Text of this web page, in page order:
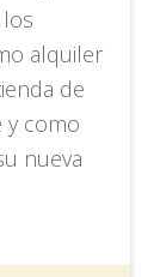
alquiler
de
y como
nueva